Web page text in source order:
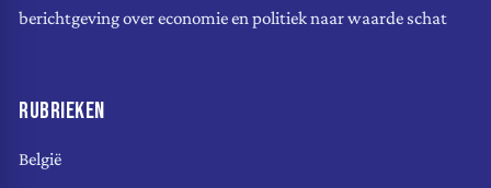
berichtgeving over economie en politiek naar waarde schat
RUBRIEKEN
België